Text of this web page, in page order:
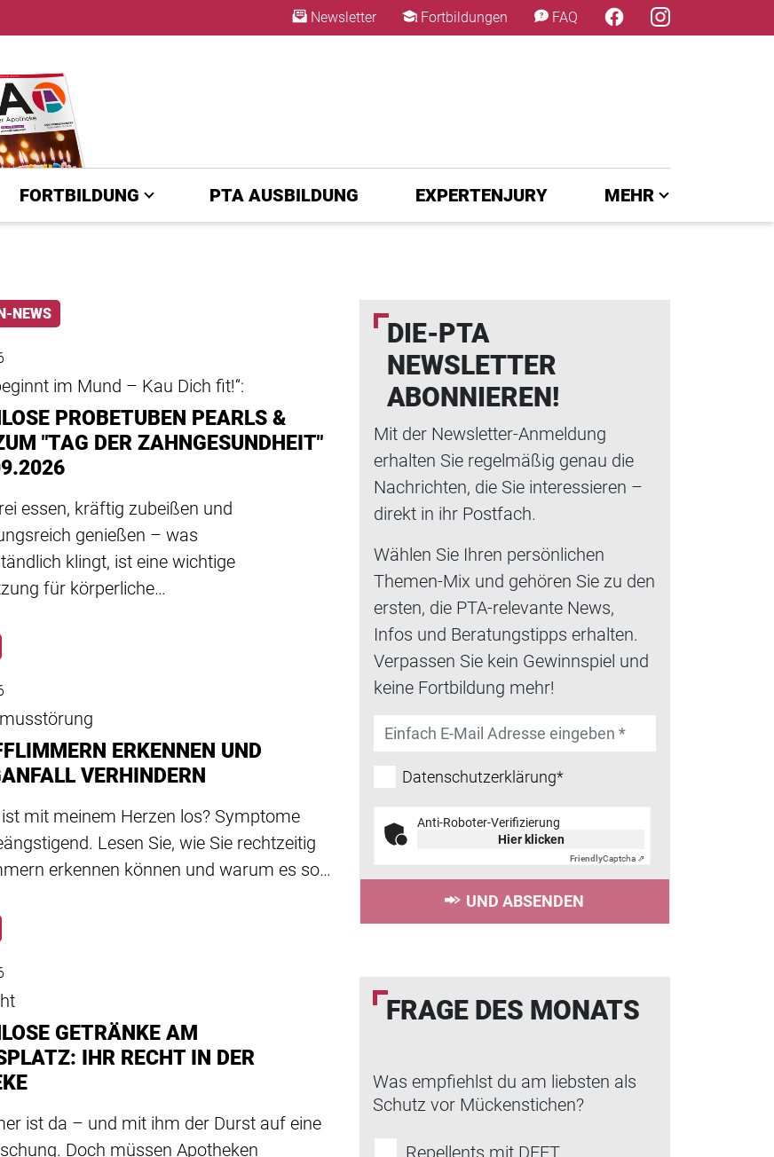
Newsletter Fortbildungen FAQ
| diepta.de
FORTBILDUNG PTA AUSBILDUNG EXPERTENJURY MEHR
NEWS
im Mund – Kau Dich fit!“:
PROBETUBEN PEARLS &
"TAG DER ZAHNGESUNDHEIT"
essen, kräftig zubeißen und
genießen – was
klingt, ist eine wichtige
für körperliche…
ERKENNEN UND
VERHINDERN
mit meinem Herzen los? Symptome
Lesen Sie, wie Sie rechtzeitig
erkennen können und warum es so…
GETRÄNKE AM
IHR RECHT IN DER
ist da – und mit ihm der Durst auf eine
Doch müssen Apotheken
DIE-PTA
NEWSLETTER
ABONNIEREN!
Mit der Newsletter-Anmeldung
erhalten Sie regelmäßig genau die
Nachrichten, die Sie interessieren –
direkt in ihr Postfach.
Wählen Sie Ihren persönlichen
Themen-Mix und gehören Sie zu den
ersten, die PTA-relevante News,
Infos und Beratungstipps erhalten.
Verpassen Sie kein Gewinnspiel und
keine Fortbildung mehr!
Datenschutzerklärung*
Anti-Roboter-Verifizierung
Hier klicken
FriendlyCaptcha ⇗
UND ABSENDEN
FRAGE DES MONATS
Was empfiehlst du am liebsten als
Schutz vor Mückenstichen?
Repellents mit DEET
×